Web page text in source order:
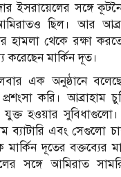
ইসরায়েলের সঙ্গে
ছিল। আর
হামলা থেকে রক্ষা
করেছেন মার্কিন দূত।
এক অনুষ্ঠানে
করি। আব্রাহাম
হওয়ার
এবং সেগুলো
মার্কিন দূতের বক্তব্যের
সঙ্গে আমিরাত